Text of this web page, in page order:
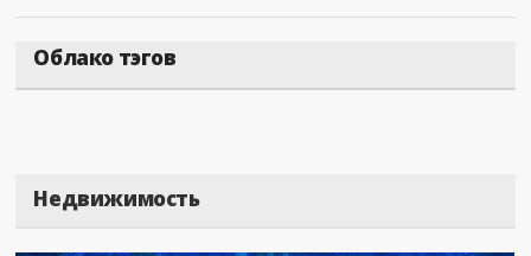
Облако тэгов
Недвижимость